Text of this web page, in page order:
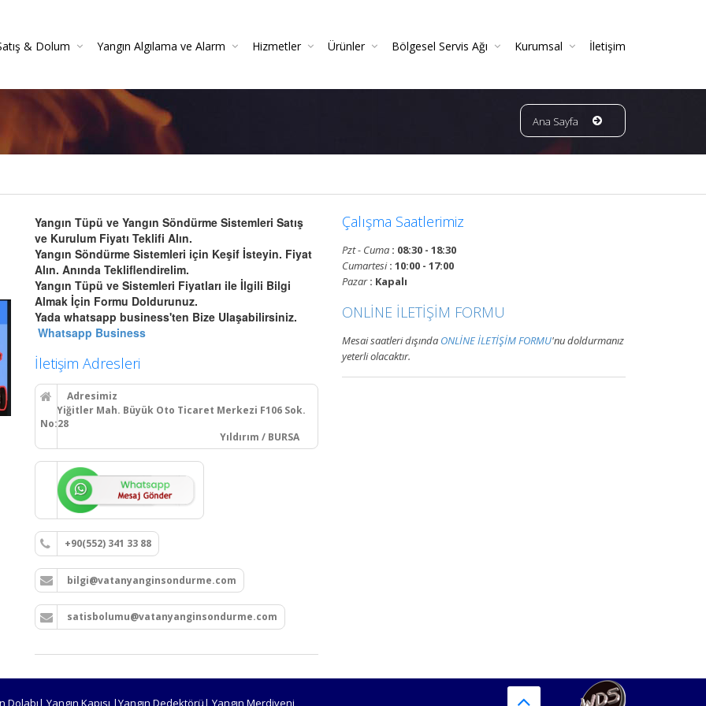
& Dolum Yangın Algılama ve Alarm Hizmetler Ürünler Bölgesel Servis Ağı Kurumsal İletişim
Ana Sayfa
Yangın Tüpü ve Yangın Söndürme Sistemleri Satış
ve Kurulum Fiyatı Teklifi Alın.
Yangın Söndürme Sistemleri için Keşif İsteyin. Fiyat
Alın. Anında Tekliflendirelim.
Yangın Tüpü ve Sistemleri Fiyatları ile İlgili Bilgi
Almak İçin Formu Doldurunuz.
Yada whatsapp business'ten Bize Ulaşabilirsiniz.
Whatsapp Business
İletişim Adresleri
Adresimiz
Yiğitler Mah. Büyük Oto Ticaret Merkezi F106 Sok.
No:28
Yıldırım / BURSA
+90(552) 341 33 88
bilgi@vatanyanginsondurme.com
satisbolumu@vatanyanginsondurme.com
Çalışma Saatlerimiz
Pzt - Cuma : 08:30 - 18:30
Cumartesi: 10:00 - 17:00
Pazar: Kapalı
ONLİNE İLETİŞİM FORMU
Mesai saatleri dışında ONLİNE İLETİŞİM FORMU'nu doldurmanız
yeterli olacaktır.
Yangın Kapısı |Yangın Dedektörü| Yangın Merdiveni